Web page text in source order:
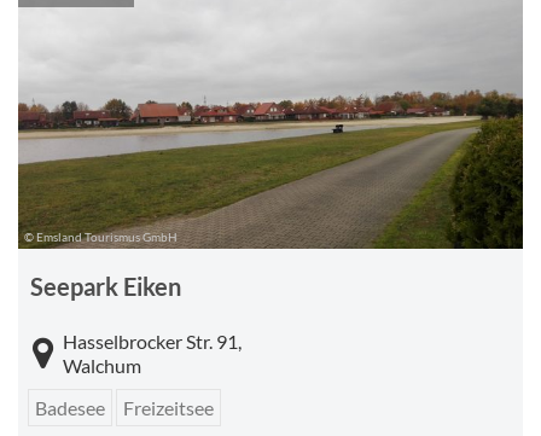
© Emsland Tourismus GmbH
Seepark Eiken
Hasselbrocker Str. 91,
Walchum
Badesee
Freizeitsee